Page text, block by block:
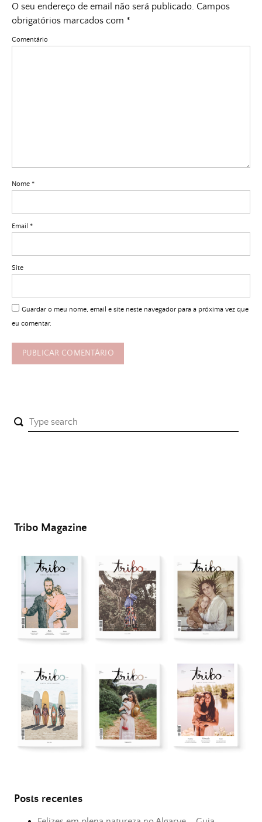
O seu endereço de email não será publicado. Campos
obrigatórios marcados com *
Comentário
Nome *
Email *
Site
Guardar o meu nome, email e site neste navegador para a próxima vez que
eu comentar.
Tribo Magazine
Posts recentes